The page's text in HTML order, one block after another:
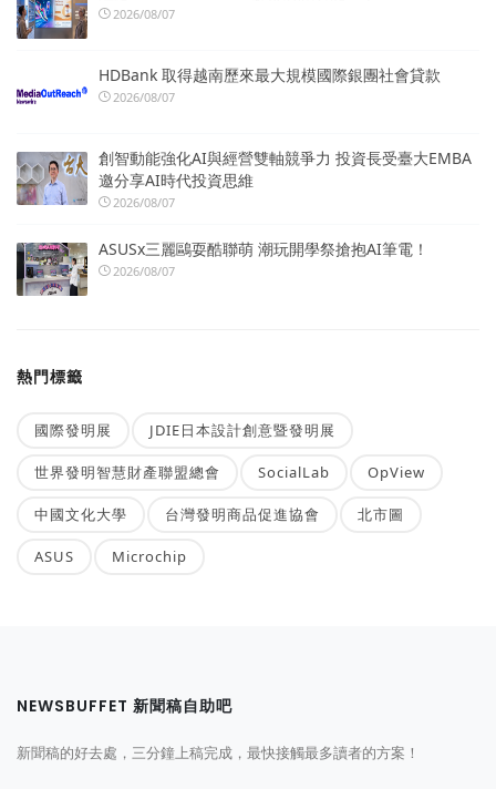
2026/08/07
HDBank 取得越南歷來最大規模國際銀團社會貸款
2026/08/07
創智動能強化AI與經營雙軸競爭力 投資長受臺大EMBA
邀分享AI時代投資思維
2026/08/07
ASUSx三麗鷗耍酷聯萌 潮玩開學祭搶抱AI筆電！
2026/08/07
熱門標籤
國際發明展 JDIE日本設計創意暨發明展
世界發明智慧財產聯盟總會 SocialLab OpView
中國文化大學 台灣發明商品促進協會 北市圖
ASUS Microchip
NEWSBUFFET 新聞稿自助吧
新聞稿的好去處，三分鐘上稿完成，最快接觸最多讀者的方案！